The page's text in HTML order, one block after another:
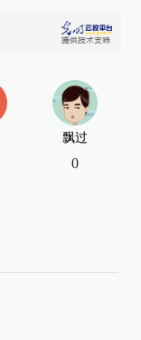
飘过
0